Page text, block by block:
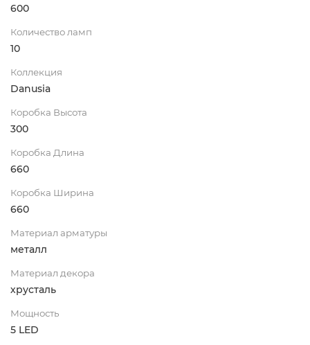
600
Количество ламп
10
Коллекция
Danusia
Коробка Высота
300
Коробка Длина
660
Коробка Ширина
660
Материал арматуры
металл
Материал декора
хрусталь
Мощность
5 LED